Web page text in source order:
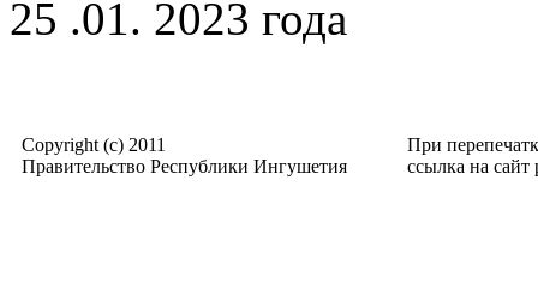
25 .01. 2023 года
Copyright (c) 2011
Правительство Республики Ингушетия
При
ссылка на сайт